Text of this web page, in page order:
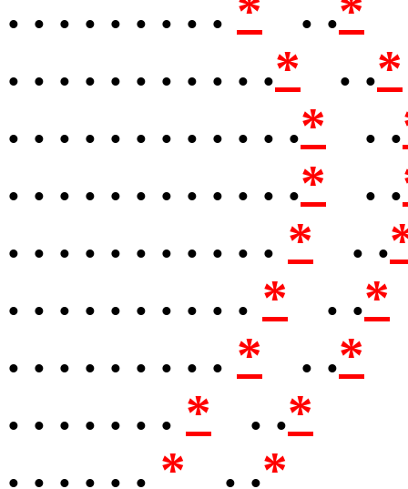
. . . . . . . . . . .* . .*
. . . . . . . . . . . .* . .
. . . . . . . . . . . .* . .
. . . . . . . . . . . * . .
. . . . . . . . . . * . .*
. . . . . . . . . * . .*
. . . . . . . * . .*
. . . . . . * . .*